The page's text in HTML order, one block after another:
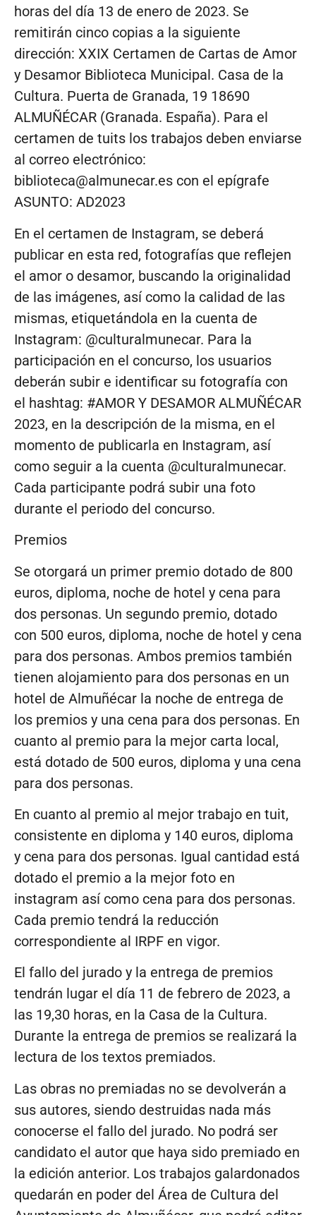
horas del día 13 de enero de 2023. Se
remitirán cinco copias a la siguiente
dirección: XXIX Certamen de Cartas de Amor
y Desamor Biblioteca Municipal. Casa de la
Cultura. Puerta de Granada, 19 18690
ALMUÑÉCAR (Granada. España). Para el
certamen de tuits los trabajos deben enviarse
al correo electrónico:
biblioteca@almunecar.es con el epígrafe
ASUNTO: AD2023
En el certamen de Instagram, se deberá
publicar en esta red, fotografías que reflejen
el amor o desamor, buscando la originalidad
de las imágenes, así como la calidad de las
mismas, etiquetándola en la cuenta de
Instagram: @culturalmunecar. Para la
participación en el concurso, los usuarios
deberán subir e identificar su fotografía con
el hashtag: #AMOR Y DESAMOR ALMUÑÉCAR
2023, en la descripción de la misma, en el
momento de publicarla en Instagram, así
como seguir a la cuenta @culturalmunecar.
Cada participante podrá subir una foto
durante el periodo del concurso.
Premios
Se otorgará un primer premio dotado de 800
euros, diploma, noche de hotel y cena para
dos personas. Un segundo premio, dotado
con 500 euros, diploma, noche de hotel y cena
para dos personas. Ambos premios también
tienen alojamiento para dos personas en un
hotel de Almuñécar la noche de entrega de
los premios y una cena para dos personas. En
cuanto al premio para la mejor carta local,
está dotado de 500 euros, diploma y una cena
para dos personas.
En cuanto al premio al mejor trabajo en tuit,
consistente en diploma y 140 euros, diploma
y cena para dos personas. Igual cantidad está
dotado el premio a la mejor foto en
instagram así como cena para dos personas.
Cada premio tendrá la reducción
correspondiente al IRPF en vigor.
El fallo del jurado y la entrega de premios
tendrán lugar el día 11 de febrero de 2023, a
las 19,30 horas, en la Casa de la Cultura.
Durante la entrega de premios se realizará la
lectura de los textos premiados.
Las obras no premiadas no se devolverán a
sus autores, siendo destruidas nada más
conocerse el fallo del jurado. No podrá ser
candidato el autor que haya sido premiado en
la edición anterior. Los trabajos galardonados
quedarán en poder del Área de Cultura del